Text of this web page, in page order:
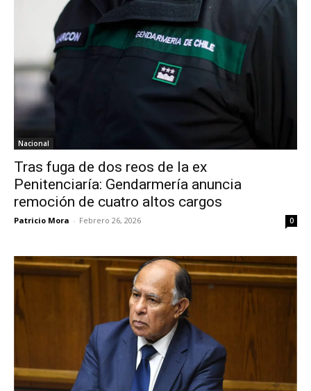
Nacional
Tras fuga de dos reos de la ex
Penitenciaría: Gendarmería anuncia
remoción de cuatro altos cargos
Patricio Mora - Febrero 26, 2026 0